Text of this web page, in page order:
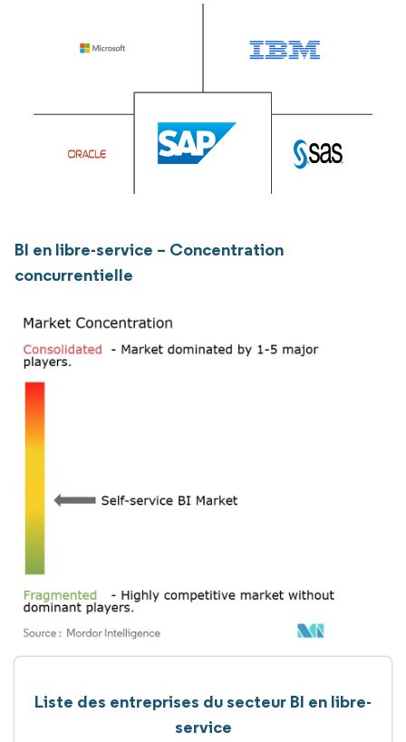
BI en libre-service – Concentration
concurrentielle
Liste des entreprises du secteur BI en libre-
service